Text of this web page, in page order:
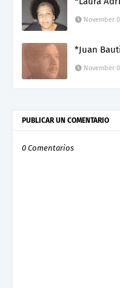
November
*Juan
November
PUBLICAR UN COMENTARIO
0 Comentarios